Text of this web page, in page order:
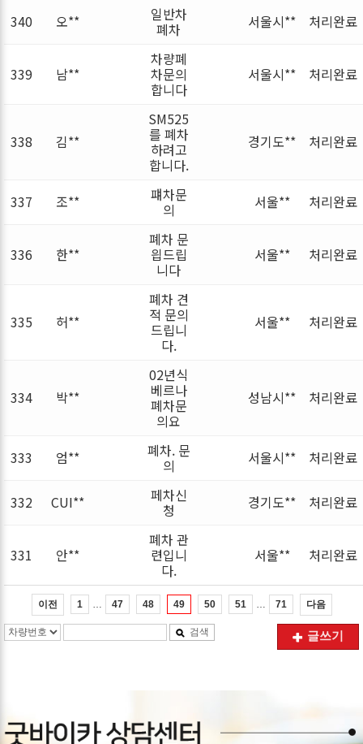
340 오** 일반차
폐차 서울시** 처리완료
339 남**
차량폐
차문의
합니다
서울시** 처리완료
338 김**
SM525
를 폐차
하려고
합니다.
경기도** 처리완료
337 조** 퍠차문
의 서울** 처리완료
336 한**
폐차 문
읩드립
니다
서울** 처리완료
335 허**
폐차 견
적 문의
드립니
다.
서울** 처리완료
334 박**
02년식
베르나
폐차문
의요
성남시** 처리완료
333 엄** 폐차. 문
의 서울시** 처리완료
332 CUI** 페차신
청 경기도** 처리완료
331 안**
폐차 관
련입니
다.
서울** 처리완료
이전 1 47 48 49 50 51 71 다음
검색 글쓰기